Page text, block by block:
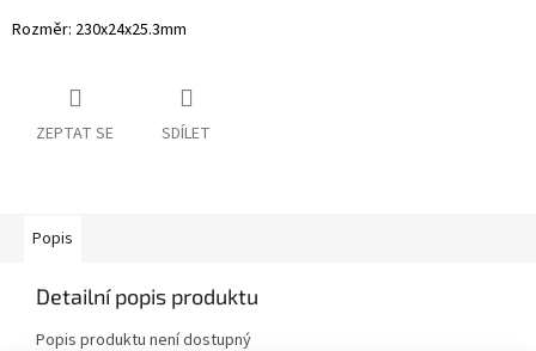
Rozměr: 230x24x25.3mm
ZEPTAT SE SDÍLET
Popis
Detailní popis produktu
Popis produktu není dostupný